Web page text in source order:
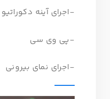
-اجرای آینه دکوراتیو
-پی وی سی
-اجرای نمای بیرونی